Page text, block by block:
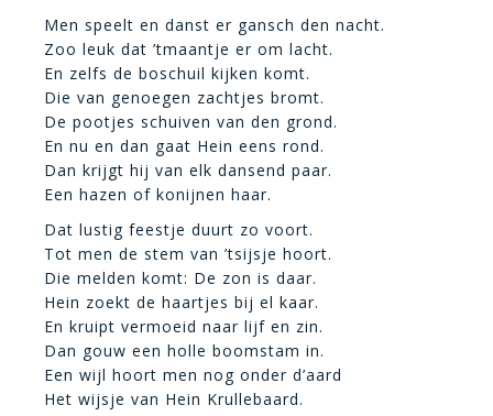
Men speelt en danst er gansch den nacht.
Zoo leuk dat ’tmaantje er om lacht.
En zelfs de boschuil kijken komt.
Die van genoegen zachtjes bromt.
De pootjes schuiven van den grond.
En nu en dan gaat Hein eens rond.
Dan krijgt hij van elk dansend paar.
Een hazen of konijnen haar.
Dat lustig feestje duurt zo voort.
Tot men de stem van ’tsijsje hoort.
Die melden komt: De zon is daar.
Hein zoekt de haartjes bij el kaar.
En kruipt vermoeid naar lijf en zin.
Dan gouw een holle boomstam in.
Een wijl hoort men nog onder d’aard
Het wijsje van Hein Krullebaard.